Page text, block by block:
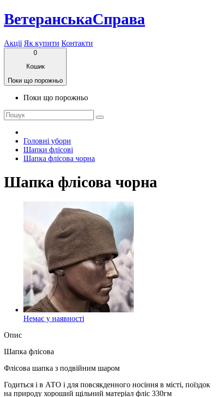
ВетеранськаСправа
Акції Як купити Контакти
0
Кошик
Поки що порожньо
Поки що порожньо
Головні убори
Шапки флісові
Шапка флісова чорна
Шапка флісова чорна
Немає у наявності
Опис
Шапка флісова
Флісова шапка з подвійним шаром
Годиться і в АТО і для повсякденного носіння в місті, поїздок
на природу хороший щільний матеріал фліс 330гм